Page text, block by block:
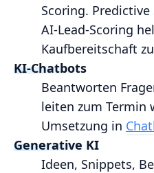
Scoring.
AI‑Lead‑Scoring
Kaufbereitschaft
KI‑Chatbots
Beantworten
leiten zum Termin
Umsetzung in
Generative KI
Ideen, Snippets,